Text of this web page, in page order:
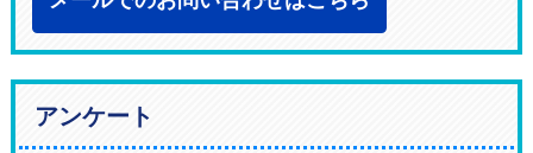
アンケート